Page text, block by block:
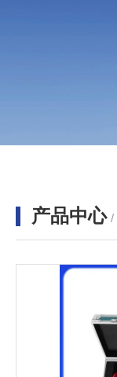
产品中心 /